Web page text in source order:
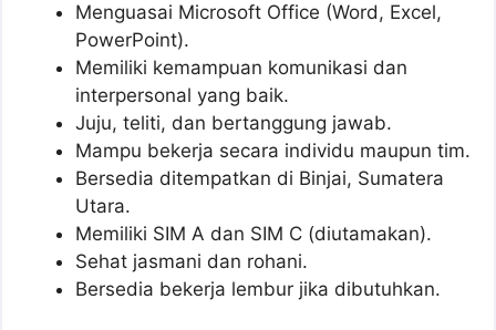
Menguasai Microsoft Office (Word, Excel,
PowerPoint).
Memiliki kemampuan komunikasi dan
interpersonal yang baik.
Juju, teliti, dan bertanggung jawab.
Mampu bekerja secara individu maupun tim.
Bersedia ditempatkan di Binjai, Sumatera
Utara.
Memiliki SIM A dan SIM C (diutamakan).
Sehat jasmani dan rohani.
Bersedia bekerja lembur jika dibutuhkan.